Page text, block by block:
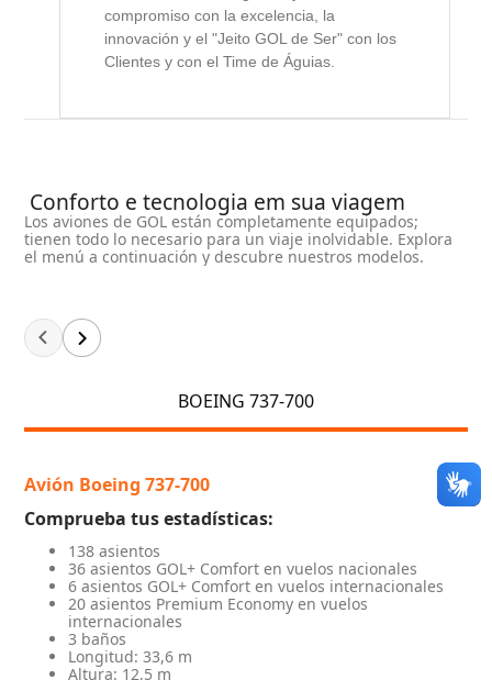
compromiso con la excelencia, la
innovación y el "Jeito GOL de Ser" con los
Clientes y con el Time de Águias.
Conforto e tecnologia em sua viagem
Los aviones de GOL están completamente equipados;
tienen todo lo necesario para un viaje inolvidable. Explora
el menú a continuación y descubre nuestros modelos.
BOEING 737-700